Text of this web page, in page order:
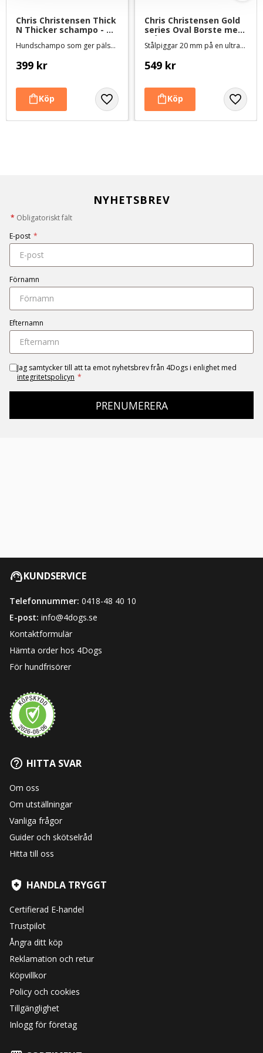
Chris Christensen Thick
N Thicker schampo -
Hundschampo som ger pälsen volym och fyllighet
399 kr
Chris Christensen Gold
series Oval Borste med
stålpiggar - 20 mm
Stålpiggar 20 mm på en ultramjuk dyna
549 kr
NYHETSBREV
* Obligatoriskt fält
E-post *
Förnamn
Efternamn
Jag samtycker till att ta emot nyhetsbrev från 4Dogs i enlighet med
integritetspolicyn *
PRENUMERERA
KUNDSERVICE
Telefonnummer: 0418-48 40 10
E-post: info@4dogs.se
Kontaktformulär
Hämta order hos 4Dogs
För hundfrisörer
HITTA SVAR
Om oss
Om utställningar
Vanliga frågor
Guider och skötselråd
Hitta till oss
HANDLA TRYGGT
Certifierad E-handel
Trustpilot
Ångra ditt köp
Reklamation och retur
Köpvillkor
Policy och cookies
Tillgänglighet
Inlogg för företag